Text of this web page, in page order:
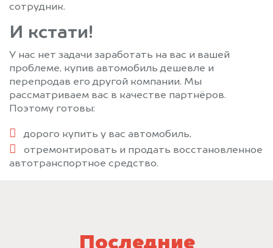
сотрудник.
И кстати!
У нас нет задачи заработать на вас и вашей
проблеме, купив автомобиль дешевле и
перепродав его другой компании. Мы
рассматриваем вас в качестве партнёров.
Поэтому готовы:
дорого купить у вас автомобиль,
отремонтировать и продать восстановленное
автотранспортное средство.
Последние